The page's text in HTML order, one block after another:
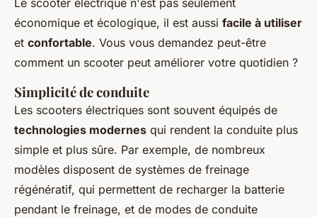
Le scooter électrique n'est pas seulement
économique et écologique, il est aussi facile à utiliser
et confortable. Vous vous demandez peut-être
comment un scooter peut améliorer votre quotidien ?
Simplicité de conduite
Les scooters électriques sont souvent équipés de
technologies modernes qui rendent la conduite plus
simple et plus sûre. Par exemple, de nombreux
modèles disposent de systèmes de freinage
régénératif, qui permettent de recharger la batterie
pendant le freinage, et de modes de conduite